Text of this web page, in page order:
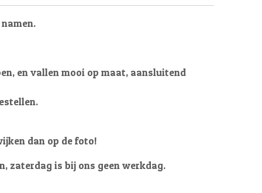
en vallen mooi op maat, aansluitend
dan op de foto!
zaterdag is bij ons geen werkdag.